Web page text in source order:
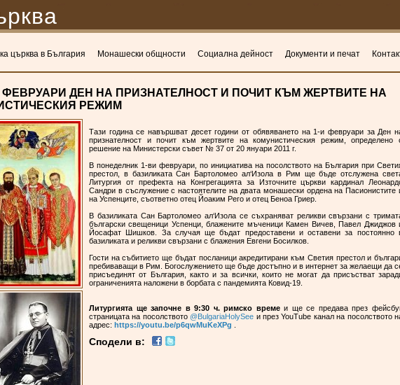
църква в България Монашески общности Социална дейност Документи и печат
ДЕН НА ПРИЗНАТЕЛНОСТ И ПОЧИТ КЪМ ЖЕРТВИТЕ НА
РЕЖИМ
Tази година се навършват десет години от обявяването на 1-и февруари за Ден
признателност и почит към жертвите на комунистическия режим, определено
решение на Министерски съвет № 37 от 20 януари 2011 г.
В понеделник 1-ви февруари, по инициатива на посолството на България при
престол, в базиликата Сан Бартоломео ал‘Изола в Рим ще бъде отслужена
Литургия от префекта на Конгрегацията за Източните църкви кардинал
Сандри в съслужение с настоятелите на двата монашески ордена на Пасионистите
на Успенците, съответно отец Йоаким Рего и отец Беноа Гриер.
В базиликата Сан Бартоломео ал‘Изола се съхраняват реликви свързани с
български свещеници Успенци, блажените мъченици Камен Вичев, Павел Джиджов
Йосафат Шишков. За случая ще бъдат предоставени и оставени за постоянно
базиликата и реликви свързани с блажения Евгени Босилков.
Гости на събитието ще бъдат посланици акредитирани към Светия престол и
пребиваващи в Рим. Богослужението ще бъде достъпно и в интернет за желаещи да
присъединят от България, както и за всички, които не могат да присъстват
ограниченията наложени в борбата с пандемията Ковид-19.
Литургията ще започне в 9:30 ч. римско времеи ще се предава през
страницата на посолството@BulgariaHolySee и през YouTube канал на посолството
адрес: https://youtu.be/p6qwMuKeXPg
Сподели в: